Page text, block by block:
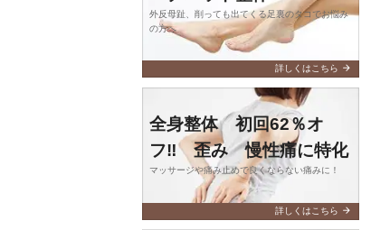
外反母趾、削っても出てくる足裏のタコでお悩み
の方へ
詳しくはこちら arrow_forward
全身整体 初回62％オ
フ‼️ 歪み 慢性痛に特化
マッサージや痛み止めで良くならない痛みに！
詳しくはこちら arrow_forward